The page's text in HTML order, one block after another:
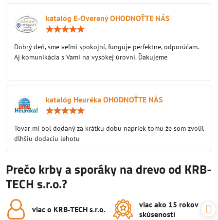
katalóg E-Overený OHODNOŤTE NÁS
5
Dobrý deň, sme veľmi spokojní, funguje perfektne, odporúčam.
Aj komunikácia s Vami na vysokej úrovni. Ďakujeme
katalóg Heuréka OHODNOŤTE NÁS
5
Tovar mi bol dodaný za krátku dobu napriek tomu že som zvolil
dlhšiu dodaciu lehotu
Prečo krby a sporáky na drevo od KRB-
TECH s.r.o.?
viac o KRB-TECH s​.r​.o​.
viac ako 15 rokov
skúseností